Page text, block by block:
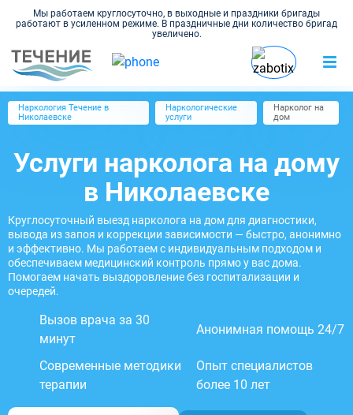
Мы работаем круглосуточно, в выходные и праздники бригады
работают в усиленном режиме. В праздничные дни количество бригад
увеличено.
Наркология Течение в
Николаевске
Наркологические
услуги
Нарколог на
дом
Услуги нарколога на дому
в Николаевске
Круглосуточный выезд нарколога на дом для диагностики,
вывода из запоя и коррекции зависимости — быстро, анонимно
и эффективно. Мы работаем с индивидуальным подходом и
обеспечиваем медицинский контроль прямо у вас дома.
Помогаем начать выздоровление без госпитализации и
очередей.
Вызов врача за 30
минут
Анонимная помощь 24/7
Современные методики
терапии
Опыт специалистов
более 10 лет